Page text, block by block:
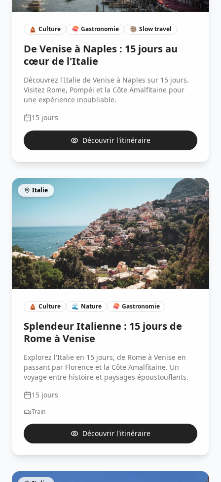
🛕 Culture 🍣 Gastronomie 🦥 Slow travel
De Venise à Naples : 15 jours au
cœur de l'Italie
Découvrez l'Italie de Venise à Naples sur 15 jours.
Visitez Rome, Pompéi et la Côte Amalfitaine pour
une expérience inoubliable.
15 jours
Découvrir l'itinéraire
Italie
🛕 Culture 🌊 Nature 🍣 Gastronomie
Splendeur Italienne : 15 jours de
Rome à Venise
Explorez l'Italie en 15 jours, de Rome à Venise en
passant par Florence et la Côte Amalfitaine. Un
voyage entre histoire et paysages époustouflants.
15 jours
Train
Découvrir l'itinéraire